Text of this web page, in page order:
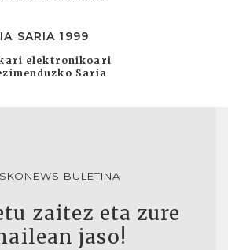
SARIA 1999
elektronikoari
Saria
BULETINA
zaitez eta zure
jaso!